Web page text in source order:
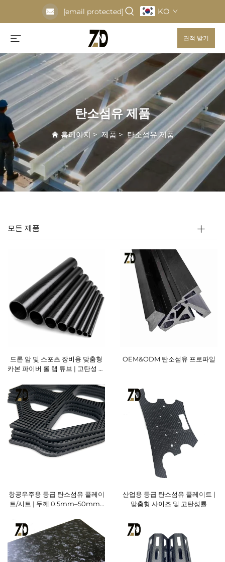
[email protected] KO
견적 받기
탄소섬유 제품
홈페이지>제품 > 탄소섬유 제품
모든 제품
드론 암 및 스포츠 장비용 맞춤형
카본 파이버 롤 랩 튜브 | 고탄성 필
OEM&ODM 탄소섬유 프로파일
항공우주용 등급 탄소섬유 플레이
트/시트 | 두께 0.5mm–50mm |
산업용 등급 탄소섬유 플레이트 |
맞춤형 사이즈 및 고탄성률